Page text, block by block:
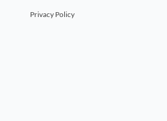
Privacy Policy